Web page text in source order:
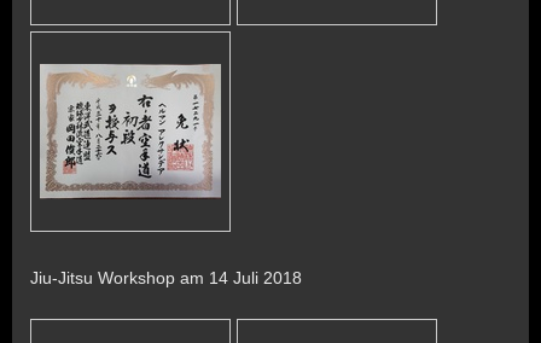
Jiu-Jitsu Workshop am 14 Juli 2018